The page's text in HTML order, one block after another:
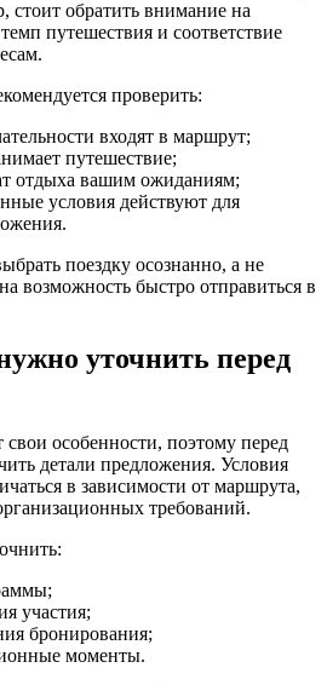
стоит обратить внимание на
путешествия и соответствие
проверить:
входят в маршрут;
путешествие;
отдыха вашим ожиданиям;
условия действуют для
поездку осознанно, а не
возможность быстро отправиться в
уточнить перед
особенности, поэтому перед
детали предложения. Условия
в зависимости от маршрута,
требований.
участия;
бронирования;
моменты.